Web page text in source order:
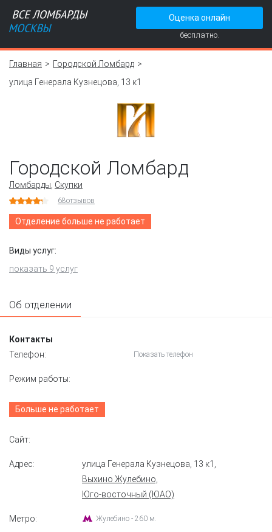
Оценка онлайн
бесплатно.
Главная
Городской Ломбард
улица Генерала Кузнецова, 13 к1
Городской Ломбард
Ломбарды Скупки
68отзывов
Отделение больше не работает
Виды услуг:
показать 9 услуг
Об отделении
Контакты
Телефон:
Показать телефон
Режим работы:
Больше не работает
Сайт:
Адрес: улица Генерала Кузнецова, 13 к1
Выхино Жулебино,
Юго-восточный (ЮАО)
Метро: Жулебино - 260 м.